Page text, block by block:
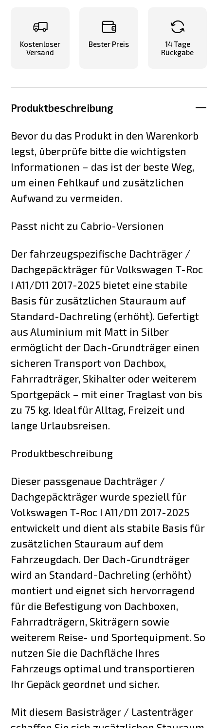
Kostenloser
Versand
Bester Preis
14 Tage
Rückgabe
Produktbeschreibung
Bevor du das Produkt in den Warenkorb
legst, überprüfe bitte die wichtigsten
Informationen – das ist der beste Weg,
um einen Fehlkauf und zusätzlichen
Aufwand zu vermeiden.
Passt nicht zu Cabrio-Versionen
Der fahrzeugspezifische Dachträger /
Dachgepäckträger für Volkswagen T-Roc
I A11/D11 2017-2025 bietet eine stabile
Basis für zusätzlichen Stauraum auf
Standard-Dachreling (erhöht). Gefertigt
aus Aluminium mit Matt in Silber
ermöglicht der Dach-Grundträger einen
sicheren Transport von Dachbox,
Fahrradträger, Skihalter oder weiterem
Sportgepäck – mit einer Traglast von bis
zu 75 kg. Ideal für Alltag, Freizeit und
lange Urlaubsreisen.
Produktbeschreibung
Dieser passgenaue Dachträger /
Dachgepäckträger wurde speziell für
Volkswagen T-Roc I A11/D11 2017-2025
entwickelt und dient als stabile Basis für
zusätzlichen Stauraum auf dem
Fahrzeugdach. Der Dach-Grundträger
wird an Standard-Dachreling (erhöht)
montiert und eignet sich hervorragend
für die Befestigung von Dachboxen,
Fahrradträgern, Skiträgern sowie
weiterem Reise- und Sportequipment. So
nutzen Sie die Dachfläche Ihres
Fahrzeugs optimal und transportieren
Ihr Gepäck geordnet und sicher.
Mit diesem Basisträger / Lastenträger